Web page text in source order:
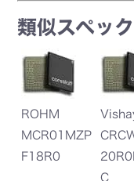
類似スペッ
ROHM
MCR01MZP
F18R0
C